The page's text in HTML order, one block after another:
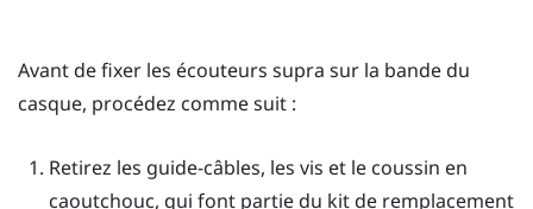
Avant de fixer les écouteurs supra sur la bande du
casque, procédez comme suit :
Retirez les guide-câbles, les vis et le coussin en
caoutchouc, qui font partie du kit de remplacement